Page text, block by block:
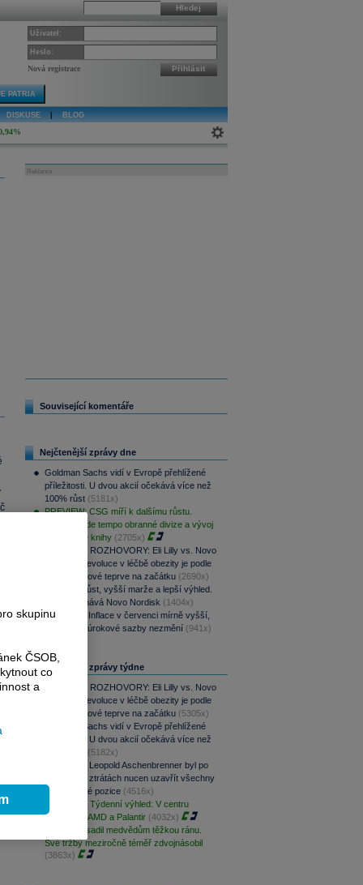
Hledej
Uživatel:
Heslo:
Nová registrace Přihlásit
PATRIA
DISKUSE BLOG
Reklama
Související komentáře
Nejčtenější zprávy dne
Goldman Sachs vidí v Evropě přehlížené
příležitosti. U dvou akcií očekává více než
100% růst (5181x)
PREVIEW: CSG míří k dalšímu růstu.
Klíčové bude tempo obranné divize a vývoj
zakázkové knihy (2705x)
PODCAST ROZHOVORY: Eli Lilly vs. Novo
Nordisk. Revoluce v léčbě obezity je podle
MUDr. Kunové teprve na začátku (2690x)
Rychlejší růst, vyšší marže a lepší výhled.
Lilly překonává Novo Nordisk (1404x)
Rozbřesk: Inflace v červenci mírně vyšší,
ČNB dnes úrokové sazby nezmění (941x)
Nejčtenější zprávy týdne
PODCAST ROZHOVORY: Eli Lilly vs. Novo
Nordisk. Revoluce v léčbě obezity je podle
MUDr. Kunové teprve na začátku (5305x)
Goldman Sachs vidí v Evropě přehlížené
příležitosti. U dvou akcií očekává více než
(5182x)
AI investor Leopold Aschenbrenner byl po
výrazných ztrátách nucen uzavřít všechny
své akciové pozice (4516x)
PODCAST Týdenní výhled: V centru
pozornosti AMD a Palantir (4032x)
Palantir zasadil medvědům těžkou ránu.
Své tržby meziročně téměř zdvojnásobil
(3863x)
skupinu
ČSOB,
co
a